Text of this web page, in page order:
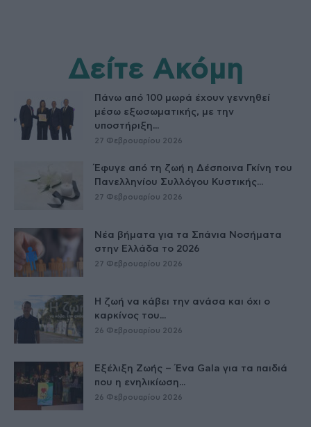
Δείτε Ακόμη
Πάνω από 100 μωρά έχουν γεννηθεί
μέσω εξωσωματικής, με την
υποστήριξη...
27 Φεβρουαρίου 2026
Έφυγε από τη ζωή η Δέσποινα Γκίνη του
Πανελληνίου Συλλόγου Κυστικής...
27 Φεβρουαρίου 2026
Νέα βήματα για τα Σπάνια Νοσήματα
στην Ελλάδα το 2026
27 Φεβρουαρίου 2026
Η ζωή να κάβει την ανάσα και όχι ο
καρκίνος του...
26 Φεβρουαρίου 2026
Εξέλιξη Ζωής – Ένα Gala για τα παιδιά
που η ενηλικίωση...
26 Φεβρουαρίου 2026